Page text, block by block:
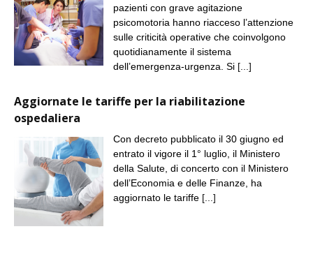
pazienti con grave agitazione
psicomotoria hanno riacceso l’attenzione
sulle criticità operative che coinvolgono
quotidianamente il sistema
dell’emergenza-urgenza. Si [...]
Aggiornate le tariffe per la riabilitazione
ospedaliera
Con decreto pubblicato il 30 giugno ed
entrato il vigore il 1° luglio, il Ministero
della Salute, di concerto con il Ministero
dell’Economia e delle Finanze, ha
aggiornato le tariffe [...]